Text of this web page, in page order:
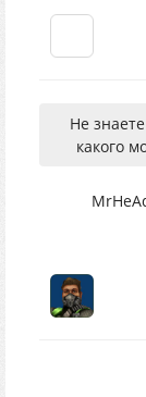
Не
какого